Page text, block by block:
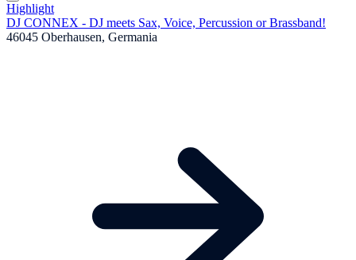
Highlight
DJ CONNEX - DJ meets Sax, Voice, Percussion or Brassband!
46045 Oberhausen, Germania